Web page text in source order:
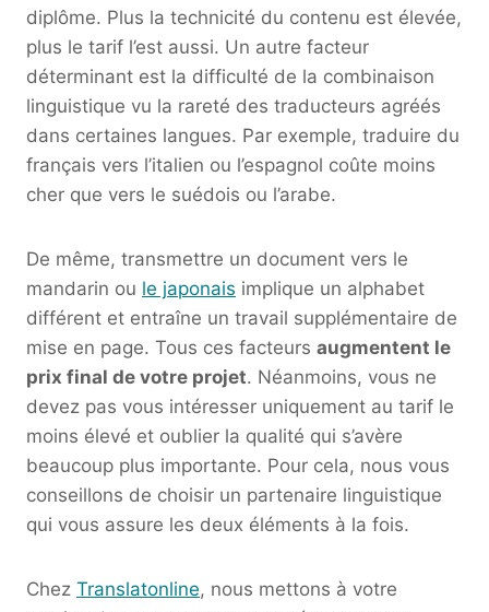
diplôme. Plus la technicité du contenu est élevée,
plus le tarif l’est aussi. Un autre facteur
déterminant est la difficulté de la combinaison
linguistique vu la rareté des traducteurs agréés
dans certaines langues. Par exemple, traduire du
français vers l’italien ou l’espagnol coûte moins
cher que vers le suédois ou l’arabe.
De même, transmettre un document vers le
mandarin ou le japonais implique un alphabet
différent et entraîne un travail supplémentaire de
mise en page. Tous ces facteurs augmentent le
prix final de votre projet. Néanmoins, vous ne
devez pas vous intéresser uniquement au tarif le
moins élevé et oublier la qualité qui s’avère
beaucoup plus importante. Pour cela, nous vous
conseillons de choisir un partenaire linguistique
qui vous assure les deux éléments à la fois.
Chez Translatonline, nous mettons à votre